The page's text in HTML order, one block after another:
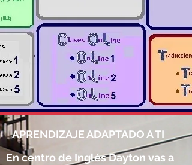
APRENDIZAJE ADAPTADO A TI
En centro de Inglés Dayton vas a